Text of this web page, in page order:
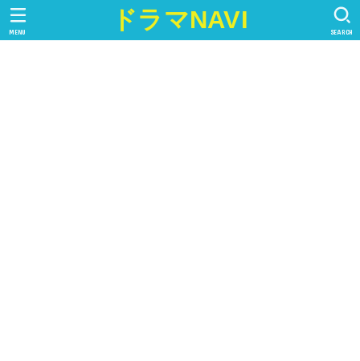
ドラマNAVI SEARCH
MENU